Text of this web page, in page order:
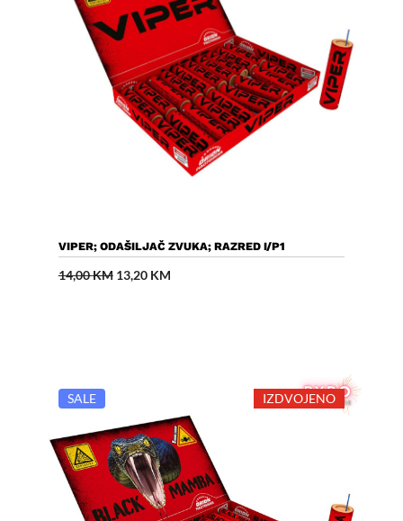
Dodaj U Košaricu
VIPER; ODAŠILJAČ ZVUKA; RAZRED I/P1
14,00KM Izvorna
cijena
13,20 KMTrenutna
SALE IZDVOJENO